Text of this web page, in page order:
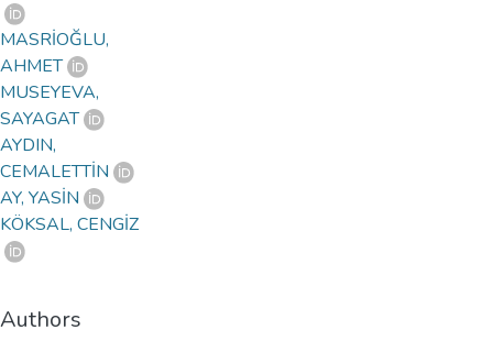
MASRİOĞLU,
AHMET
MUSEYEVA,
SAYAGAT
AYDIN,
CEMALETTİN
AY, YASİN
KÖKSAL, CENGİZ
Authors